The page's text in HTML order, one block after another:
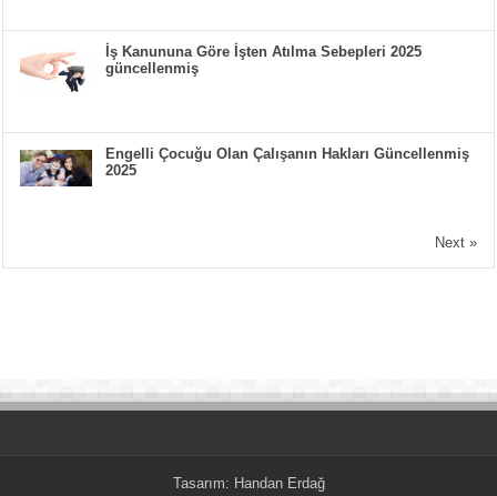
İş Kanununa Göre İşten Atılma Sebepleri 2025
güncellenmiş
Engelli Çocuğu Olan Çalışanın Hakları Güncellenmiş
2025
Next »
Tasarım: Handan Erdağ